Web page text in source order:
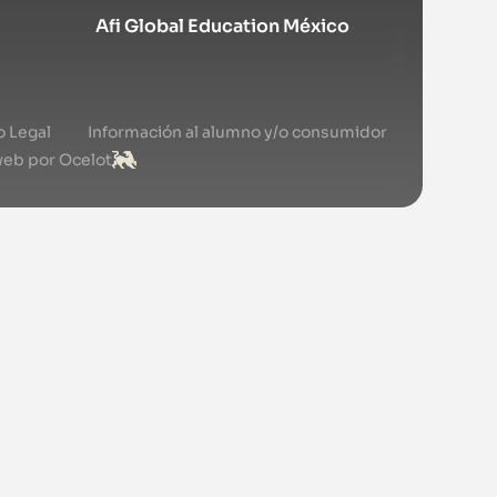
Afi Global Education México
Legal
Información al alumno y/o consumidor
por Ocelot